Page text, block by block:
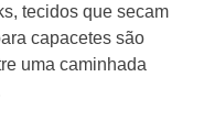
tecidos que secam
capacetes são
uma caminhada